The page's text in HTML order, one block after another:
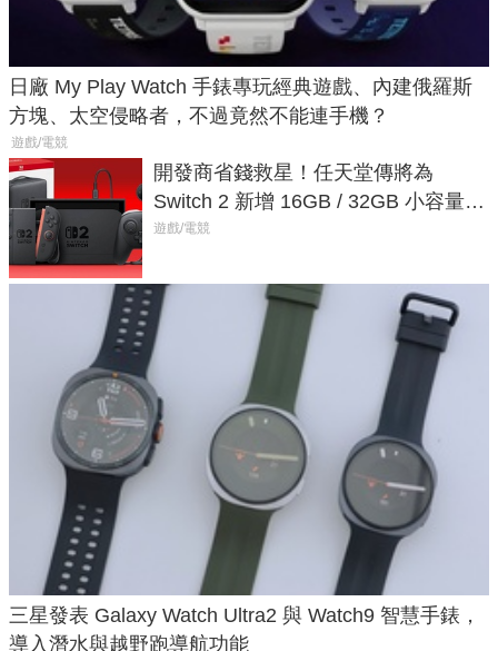
日廠 My Play Watch 手錶專玩經典遊戲、內建俄羅斯
方塊、太空侵略者，不過竟然不能連手機？
遊戲/電競
開發商省錢救星！任天堂傳將為
Switch 2 新增 16GB / 32GB 小容量遊
戲卡的選擇
遊戲/電競
三星發表 Galaxy Watch Ultra2 與 Watch9 智慧手錶，
導入潛水與越野跑導航功能